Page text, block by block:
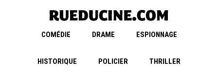
COMÉDIE DRAME ESPIONNAGE
HISTORIQUE POLICIER THRILLER